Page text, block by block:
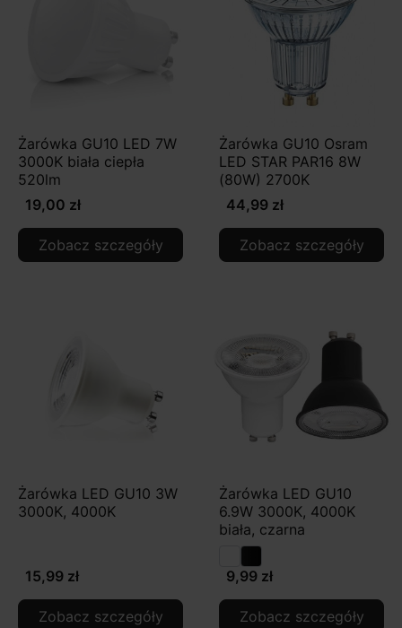
Żarówka GU10 LED 7W
3000K biała ciepła
520lm
19,00 zł
Zobacz szczegóły
Żarówka GU10 Osram
LED STAR PAR16 8W
(80W) 2700K
44,99 zł
Zobacz szczegóły
Żarówka LED GU10 3W
3000K, 4000K
15,99 zł
Zobacz szczegóły
Żarówka LED GU10
6.9W 3000K, 4000K
biała, czarna
9,99 zł
Zobacz szczegóły